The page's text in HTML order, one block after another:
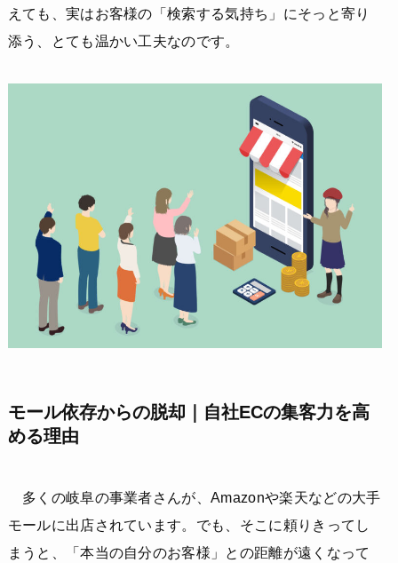
えても、実はお客様の「検索する気持ち」にそっと寄り
添う、とても温かい工夫なのです。
モール依存からの脱却｜自社ECの集客力を高
める理由
多くの岐阜の事業者さんが、Amazonや楽天などの大手
モールに出店されています。でも、そこに頼りきってし
まうと、「本当の自分のお客様」との距離が遠くなって